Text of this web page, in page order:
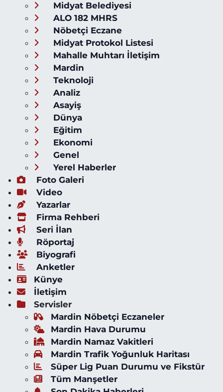
Midyat Belediyesi
ALO 182 MHRS
Nöbetçi Eczane
Midyat Protokol Listesi
Mahalle Muhtarı İletişim
Mardin
Teknoloji
Analiz
Asayiş
Dünya
Eğitim
Ekonomi
Genel
Yerel Haberler
Foto Galeri
Video
Yazarlar
Firma Rehberi
Seri İlan
Röportaj
Biyografi
Anketler
Künye
İletişim
Servisler
Mardin Nöbetçi Eczaneler
Mardin Hava Durumu
Mardin Namaz Vakitleri
Mardin Trafik Yoğunluk Haritası
Süper Lig Puan Durumu ve Fikstür
Tüm Manşetler